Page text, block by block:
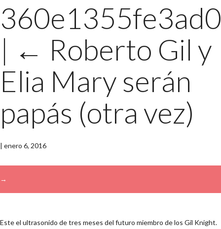
| ← Roberto Gil y
Elia Mary serán
papás (otra vez)
| enero 6, 2016
→
Este el ultrasonido de tres meses del futuro miembro de los Gil Knight.